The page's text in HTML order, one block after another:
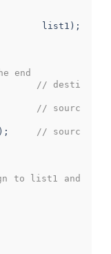
list1 );
end
// desti
// sourc
// sourc
to list1 and